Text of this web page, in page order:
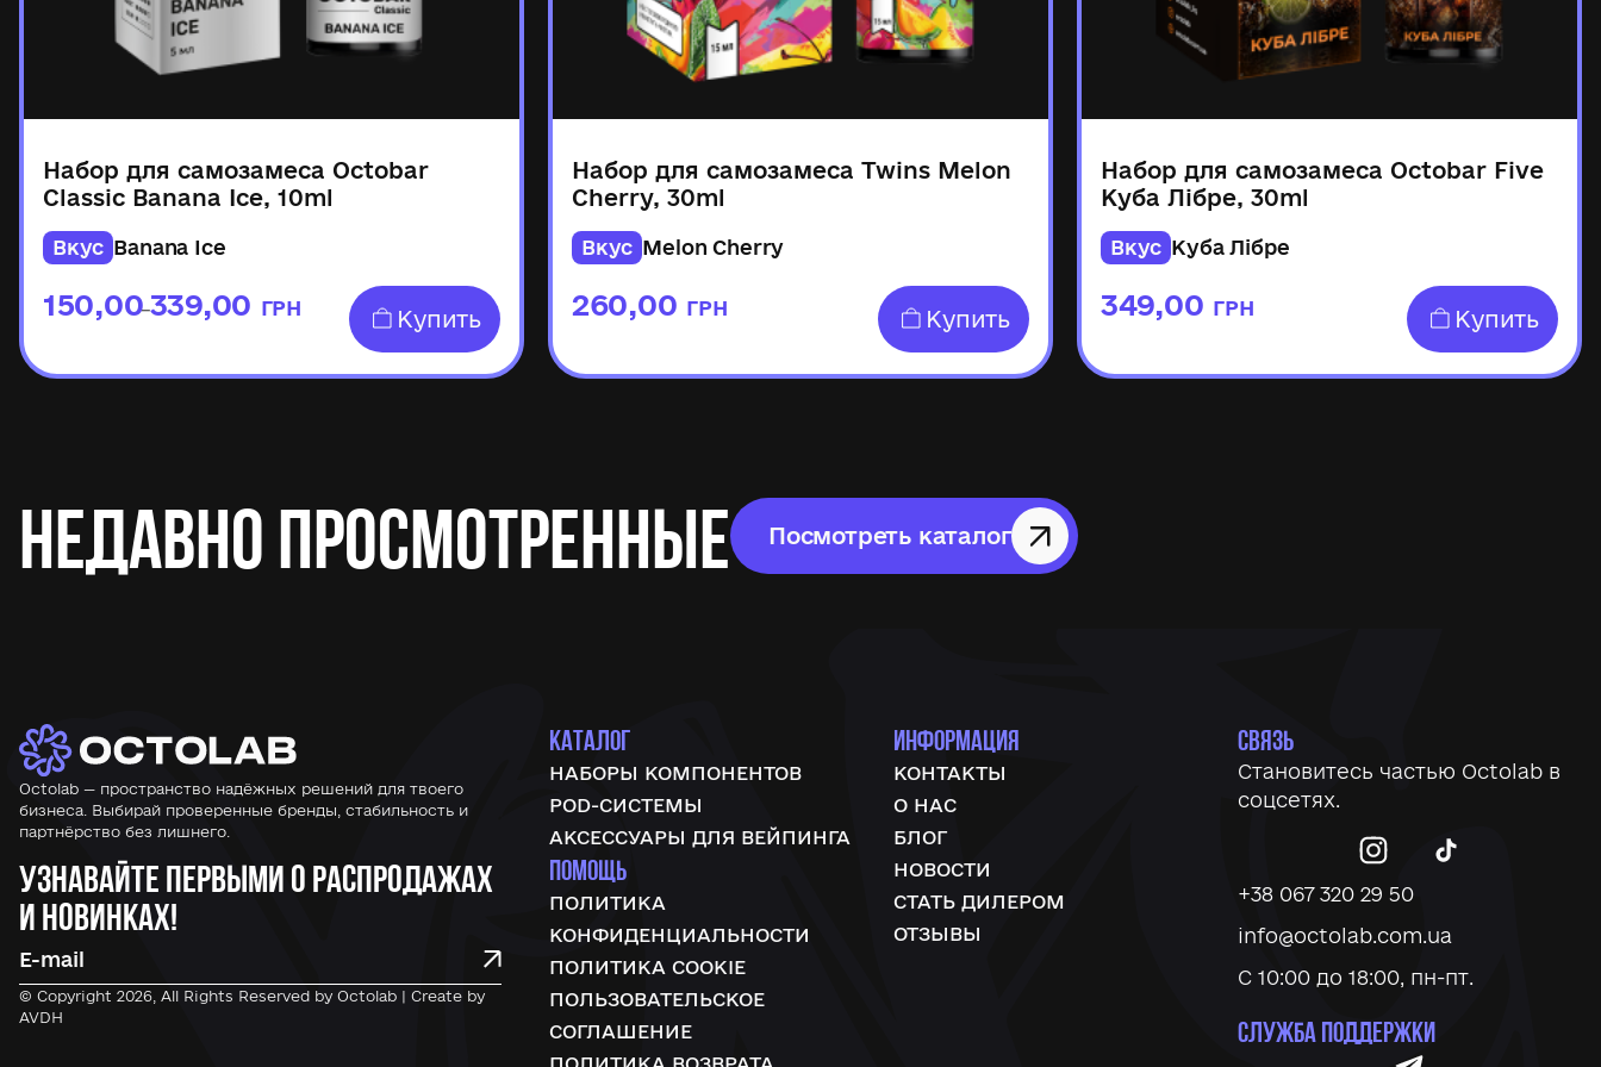
Набор для самозамеса Octobar
Classic Banana Ice, 10ml
Вкус Banana Ice
150,00
–339,00 ГРН Купить
Набор для самозамеса Twins Melon
Cherry, 30ml
Вкус Melon Cherry
260,00 ГРН Купить
Набор для самозамеса Octobar Five
Куба Лібре, 30ml
Вкус Куба Лібре
349,00 ГРН Купить
Недавно просмотренные Посмотреть каталог
Octolab — пространство надёжных решений для твоего
бизнеса. Выбирай проверенные бренды, стабильность и
партнёрство без лишнего.
Узнавайте первыми о распродажах
и новинках!
© Copyright 2026, All Rights Reserved by Octolab | Create by
AVDH
КАТАЛОГ
НАБОРЫ КОМПОНЕНТОВ
POD-СИСТЕМЫ
АКСЕССУАРЫ ДЛЯ ВЕЙПИНГА
ПОМОЩЬ
ПОЛИТИКА
КОНФИДЕНЦИАЛЬНОСТИ
ПОЛИТИКА COOKIE
ПОЛЬЗОВАТЕЛЬСКОЕ
СОГЛАШЕНИЕ
ИНФОРМАЦИЯ
КОНТАКТЫ
О НАС
БЛОГ
НОВОСТИ
СТАТЬ ДИЛЕРОМ
ОТЗЫВЫ
СВЯЗЬ
Становитесь частью Octolabв
соцсетях.
+38 067 320 29 50
info@octolab.com.ua
С 10:00 до 18:00, пн-пт.
СЛУЖБА ПОДДЕРЖКИ